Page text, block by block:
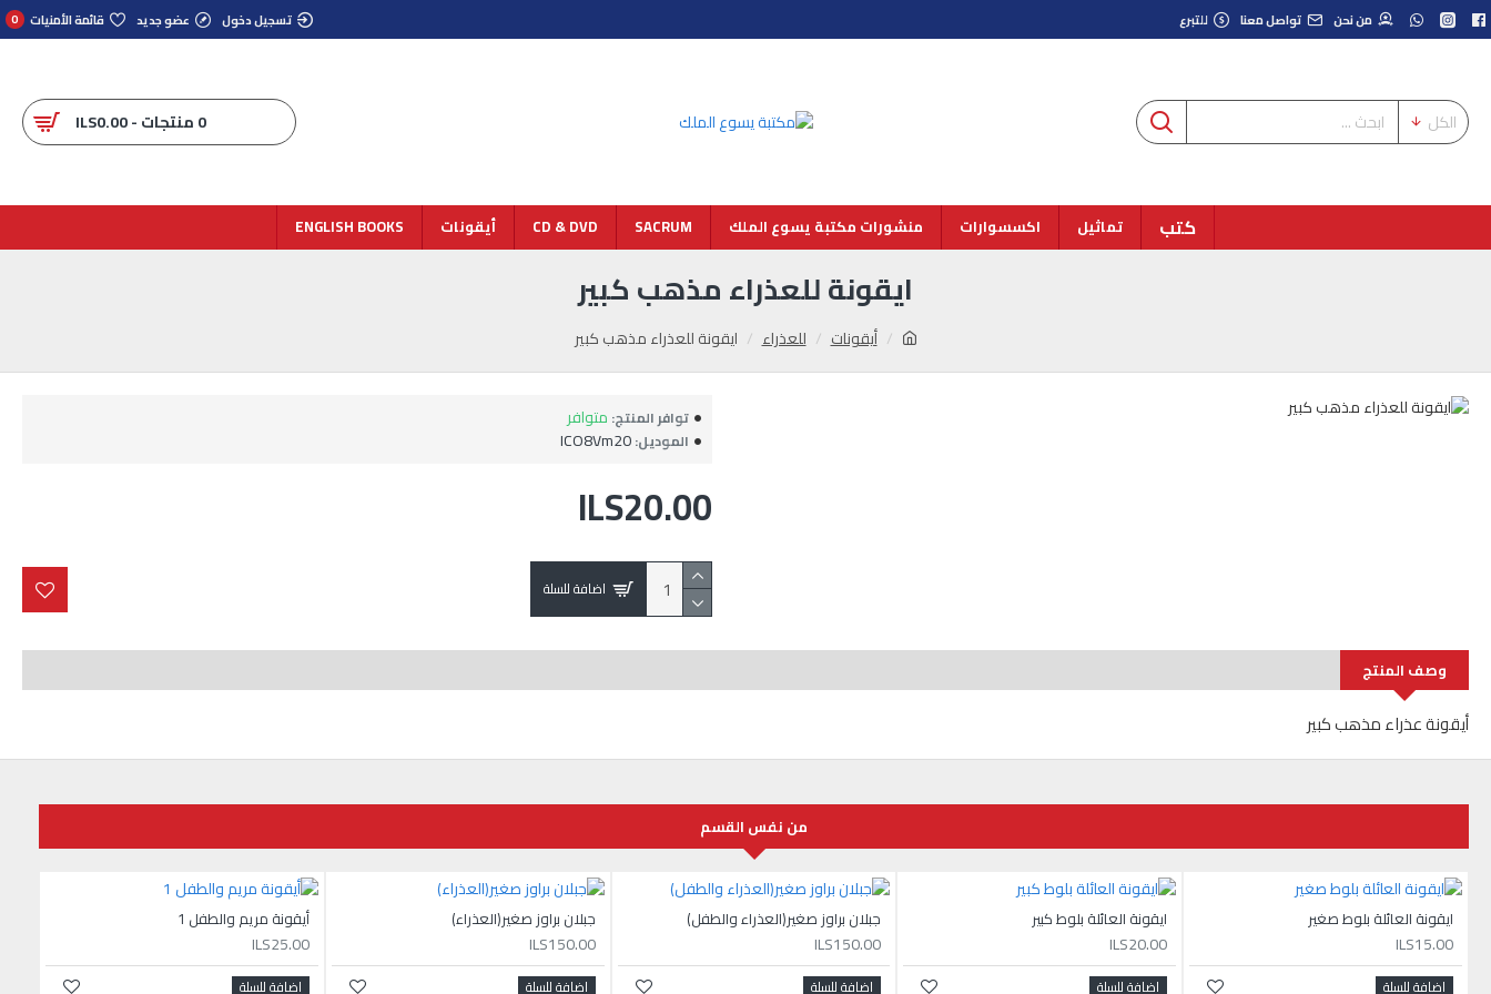
من نحن تواصل معنا للتبرع تسجيل دخول عضو جديد قائمة الأمنيات 0
الكل 0 منتجات - ILS0.00
كتب تماثيل اكسسوارات منشورات مكتبة يسوع الملك SACRUM
CD & DVD أيقونات ENGLISH BOOKS
أيقونات للعذراء ايقونة للعذراء مذهب كبير
ايقونة للعذراء مذهب كبير
توافر المنتج: متوافر
الموديل:ICO8Vm20
ILS20.00
اضافة للسلة
وصف المنتج
أيقونة عذراء مذهب كبير
من نفس القسم
ايقونة العائلة بلوط صغير
ILS15.00
اضافة للسلة
ايقونة العائلة بلوط كبير
ILS20.00
اضافة للسلة
جبلان براوز صغير(العذراء والطفل)
ILS150.00
اضافة للسلة
جبلان براوز صغير(العذراء)
ILS150.00
اضافة للسلة
أيقونة مريم والطفل 1
ILS25.00
اضافة للسلة